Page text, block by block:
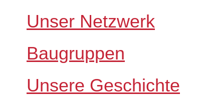
Unser Netzwerk
Baugruppen
Unsere Geschichte